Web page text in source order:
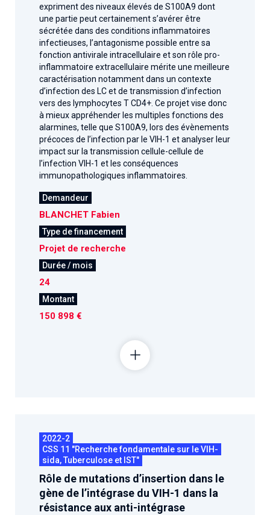
expriment des niveaux élevés de S100A9 dont
une partie peut certainement s’avérer être
sécrétée dans des conditions inflammatoires
infectieuses, l’antagonisme possible entre sa
fonction antivirale intracellulaire et son rôle pro-
inflammatoire extracellulaire mérite une meilleure
caractérisation notamment dans un contexte
d’infection des LC et de transmission d’infection
vers des lymphocytes T CD4+. Ce projet vise donc
à mieux appréhender les multiples fonctions des
alarmines, telle que S100A9, lors des évènements
précoces de l’infection par le VIH-1 et analyser leur
impact sur la transmission cellule-cellule de
l’infection VIH-1 et les conséquences
immunopathologiques inflammatoires.
Demandeur
BLANCHET Fabien
Type de financement
Projet de recherche
Durée / mois
24
Montant
150 898 €
2022-2
CSS 11 "Recherche fondamentale sur le VIH-
sida, Tuberculose et IST"
Rôle de mutations d’insertion dans le
gène de l’intégrase du VIH-1 dans la
résistance aux anti-intégrase